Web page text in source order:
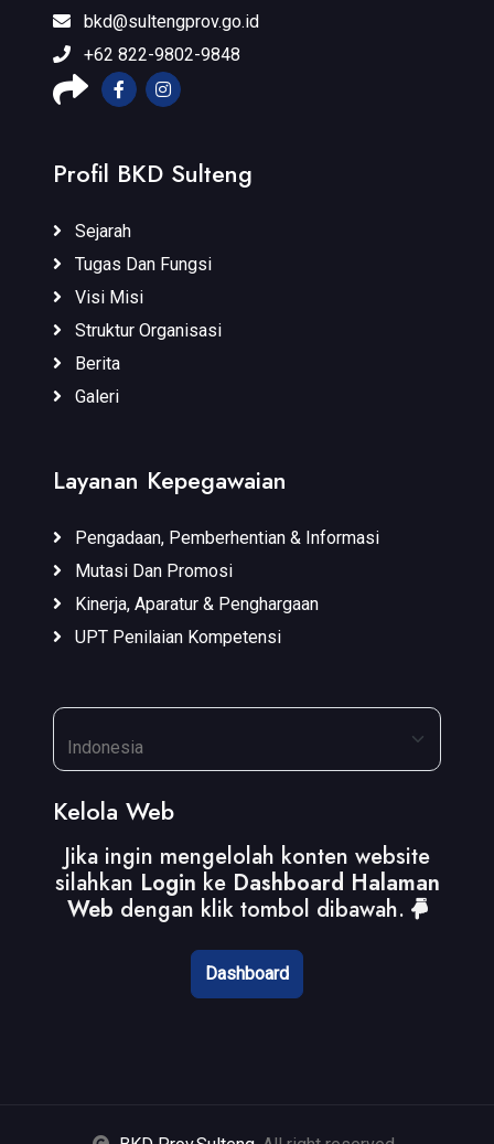
bkd@sultengprov.go.id
+62 822-9802-9848
Profil BKD Sulteng
Sejarah
Tugas Dan Fungsi
Visi Misi
Struktur Organisasi
Berita
Galeri
Layanan Kepegawaian
Pengadaan, Pemberhentian & Informasi
Mutasi Dan Promosi
Kinerja, Aparatur & Penghargaan
UPT Penilaian Kompetensi
Kelola Web
Jika ingin mengelolah konten website
silahkan Login ke Dashboard Halaman
Web dengan klik tombol dibawah.
Dashboard